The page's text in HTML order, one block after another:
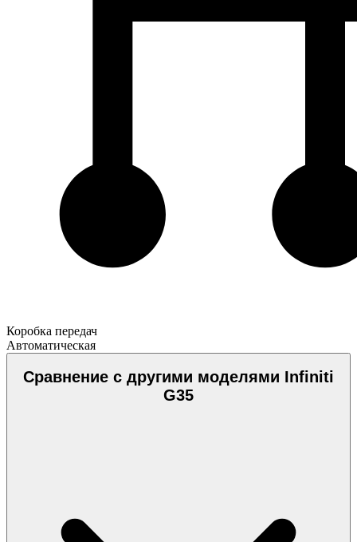
Коробка передач
Автоматическая
Сравнение с другими моделями Infiniti
G35